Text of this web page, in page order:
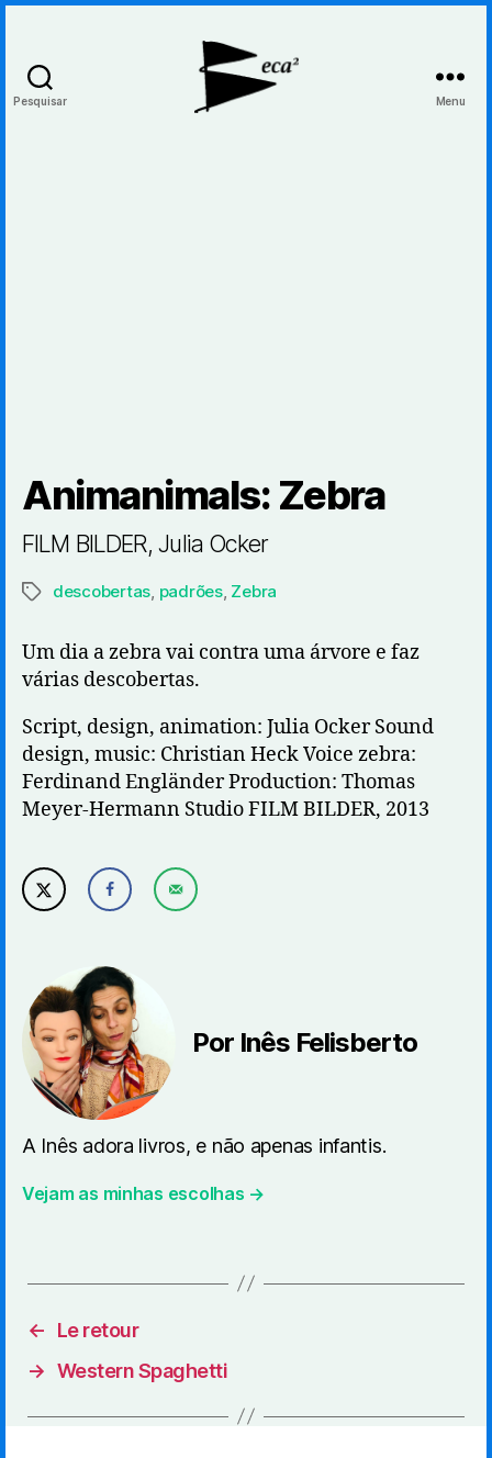
Pesquisar Menu
Animanimals: Zebra
FILM BILDER, Julia Ocker
Etiquetas
descobertas, padrões, Zebra
Um dia a zebra vai contra uma árvore e faz
várias descobertas.
Script, design, animation: Julia Ocker Sound
design, music: Christian Heck Voice zebra:
Ferdinand Engländer Production: Thomas
Meyer-Hermann Studio FILM BILDER, 2013
Por Inês Felisberto
A Inês adora livros, e não apenas infantis.
Vejam as minhas escolhas →
←
Le retour
→ Western Spaghetti